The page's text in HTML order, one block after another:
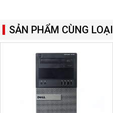
SẢN PHẨM CÙNG LOẠI